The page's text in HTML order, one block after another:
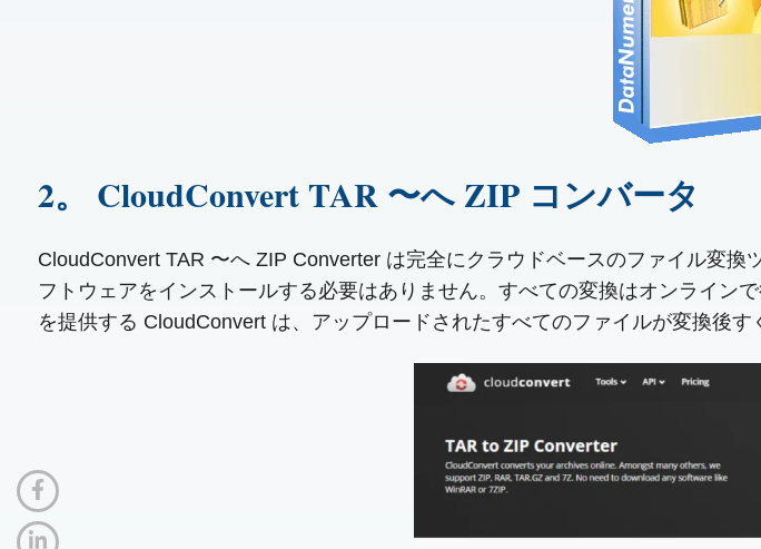
2。 CloudConvert TAR 〜へ ZIP コンバータ
CloudConvert TAR 〜へ ZIP Converter は完全にクラウドベースのファイル変
フトウェアをインストールする必要はありません。すべての変換はオンライン
を提供する CloudConvert は、アップロードされたすべてのファイルが変換後す